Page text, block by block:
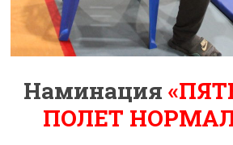
Наминация
ПОЛЕТ